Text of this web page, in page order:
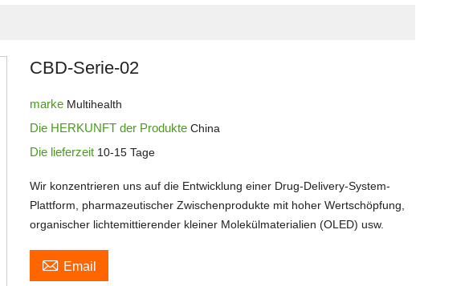
CBD-Serie-02
marke Multihealth
Die HERKUNFT der ProdukteChina
Die lieferzeit 10-15 Tage
Wir konzentrieren uns auf die Entwicklung einer Drug-Delivery-System-
Plattform, pharmazeutischer Zwischenprodukte mit hoher Wertschöpfung,
organischer lichtemittierender kleiner Molekülmaterialien (OLED) usw.
 Email